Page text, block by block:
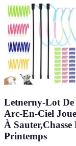
Letnerny-Lot De
Arc-En-Ciel
À
Printemps